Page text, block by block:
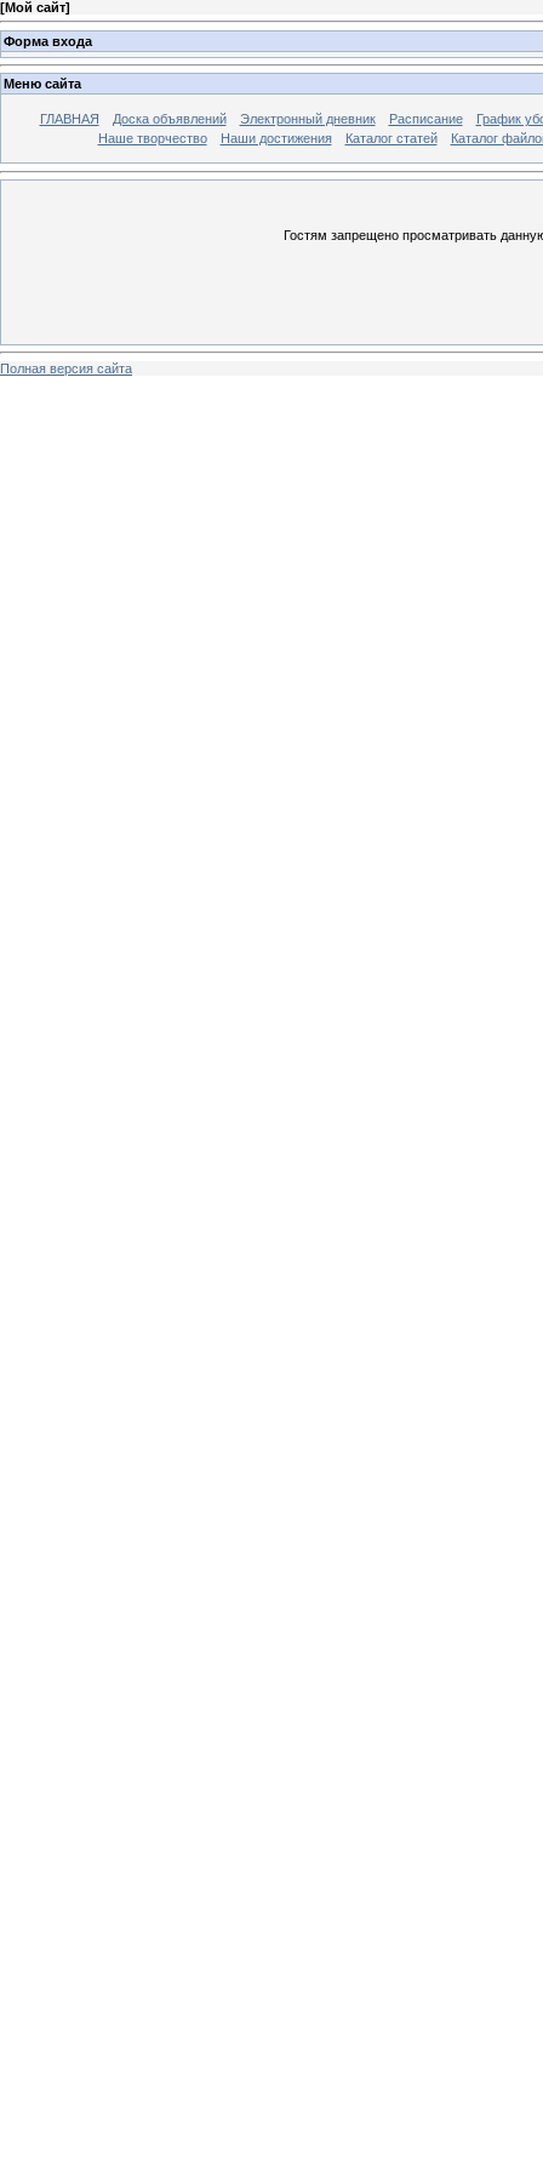
[Мой сайт]
Форма входа
Меню сайта
ГЛАВНАЯ Доска объявлений Электронный дневник Расписание
График
Наше творчество
Наши достижения Каталог статей Каталог
Гостям запрещено просматривать
Полная версия сайта